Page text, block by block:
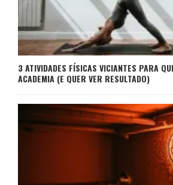
3 ATIVIDADES FÍSICAS VICIANTES PARA
ACADEMIA (E QUER VER RESULTADO)